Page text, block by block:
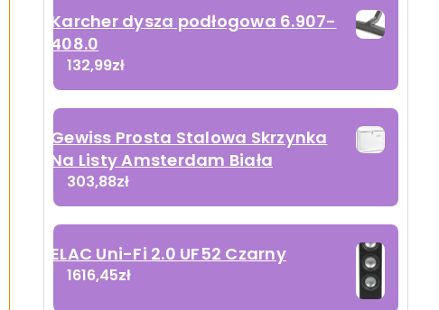
Karcher dysza podłogowa 6.907-
408.0
132,99zł
Gewiss Prosta Stalowa Skrzynka
Na Listy Amsterdam Biała
303,88zł
ELAC Uni-Fi 2.0 UF52 Czarny
1616,45zł